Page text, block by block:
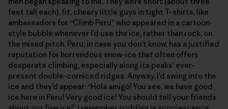
feet tall each), fit, cheery little guys in tight T-shirts, like
ambassadors for “Climb Peru” who appeared in a cartoon-
style bubble whenever I’d use the ice, rather than rock, on
the mixed pitch. Peru, in case you don’t know, has a justified
reputation for horrendous snow-ice that often offers
desperate climbing, especially along its peaks’ ever-
present double-corniced ridges. Anyway, I’d swing into the
ice and they’d appear: “Hola amigo! You see, we have good
ice here in Peru! Very good ice! You should tell your friends